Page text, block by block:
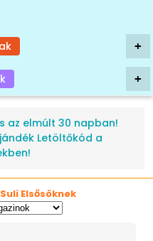
+
+
elmúlt 30 napban!
Letöltőkód a
Elsősöknek